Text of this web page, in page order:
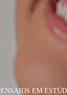
ENSAIOS EM